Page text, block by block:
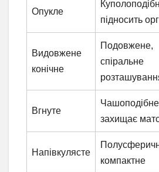
Опукле
підносить
Видовжене
конічне
Подовжене,
спіральне
Вгнуте
захищає
Напівкулясте
компактне